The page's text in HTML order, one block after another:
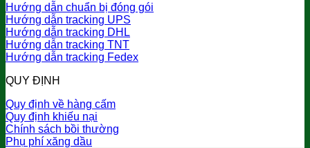
Hướng dẫn chuẩn bị đóng gói
Hướng dẫn tracking UPS
Hướng dẫn tracking DHL
Hướng dẫn tracking TNT
Hướng dẫn tracking Fedex
QUY ĐỊNH
Quy định về hàng cấm
Quy định khiếu nại
Chính sách bồi thường
Phụ phí xăng dầu